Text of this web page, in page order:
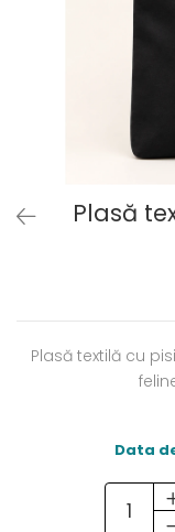
Plasă
Plasă textilă cu
Data